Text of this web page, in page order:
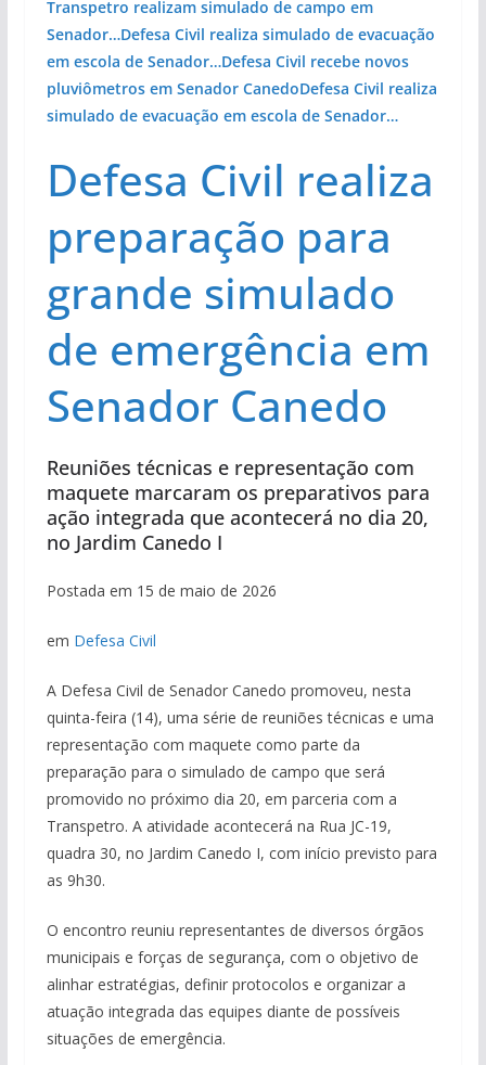
Transpetro realizam simulado de campo em
Senador…Defesa Civil realiza simulado de evacuação
em escola de Senador…Defesa Civil recebe novos
pluviômetros em Senador CanedoDefesa Civil realiza
simulado de evacuação em escola de Senador…
Defesa Civil realiza
preparação para
grande simulado
de emergência em
Senador Canedo
Reuniões técnicas e representação com
maquete marcaram os preparativos para
ação integrada que acontecerá no dia 20,
no Jardim Canedo I
Postada em 15 de maio de 2026
em Defesa Civil
A Defesa Civil de Senador Canedo promoveu, nesta
quinta-feira (14), uma série de reuniões técnicas e uma
representação com maquete como parte da
preparação para o simulado de campo que será
promovido no próximo dia 20, em parceria com a
Transpetro. A atividade acontecerá na Rua JC-19,
quadra 30, no Jardim Canedo I, com início previsto para
as 9h30.
O encontro reuniu representantes de diversos órgãos
municipais e forças de segurança, com o objetivo de
alinhar estratégias, definir protocolos e organizar a
atuação integrada das equipes diante de possíveis
situações de emergência.